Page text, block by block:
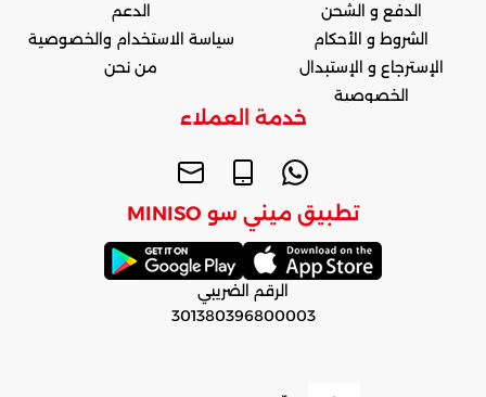
الدفع و الشحن
الشروط و الأحكام
الإسترجاع و الإستبدال
الخصوصية
الدعم
سياسة الاستخدام والخصوصية
من نحن
خدمة العملاء
تطبيق ميني سو MINISO
الرقم الضريبي
301380396800003